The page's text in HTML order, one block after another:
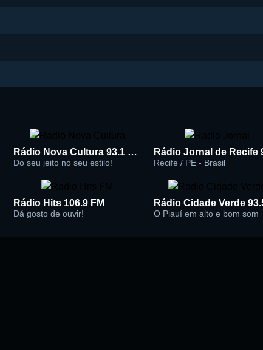
Rádio Nova Cultura 93.1 FM
Do seu jeito no seu estilo! Recife / PE - Brasil
Rádio Hits 106.9 FM
Dá gosto de ouvir! O Piauí em alto e bom som